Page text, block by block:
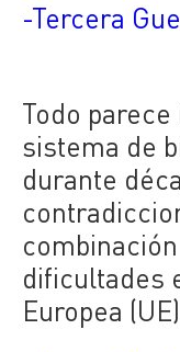
-Tercera
Todo
sistema de
durante
dificultades
Europea